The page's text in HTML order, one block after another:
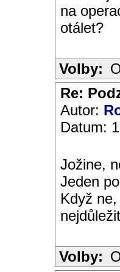
na
otálet?
Volby:
Re:
Autor:
Datum:
Jožine,
Jeden
Když
Volby: